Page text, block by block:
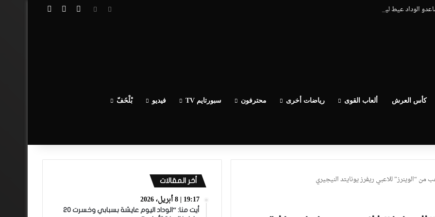
الوداد عيط ليهم قاضي التحقيق.. دابا حتى شي واحد ما بقا باغي يعاون” تسجيل الدخول
مقال عشوائي
كأس العرش ألعاب القوى رياضات أخرى محترفون سبورتايم TV فيديو بْلْخَفّ
“الوينرز” للاعبي ريفرز يونايتد النيجيري
أخر المقالات
19:17 | 8 أبريل، 2026
أيت منا: “الوداد اليوم عايشة بسبابي وخسرت 20